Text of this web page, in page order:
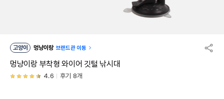
고양이 멍냥이랑 브랜드관 이동
멍냥이랑 부착형 와이어 깃털 낚시대
4.6 후기 8개